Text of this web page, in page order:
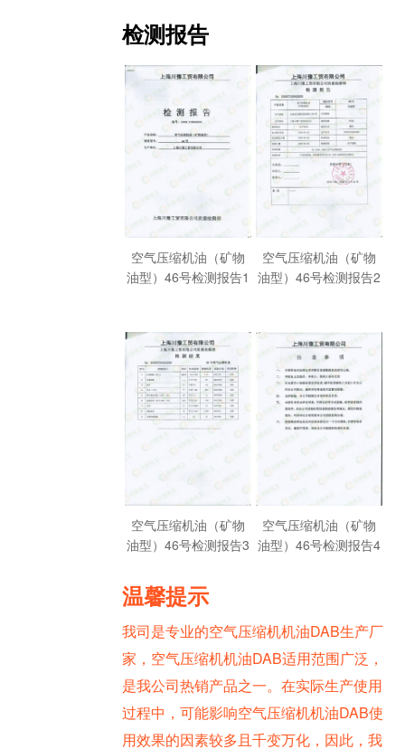
检测报告
空气压缩机油（矿物
油型）46号检测报告1
空气压缩机油（矿物
油型）46号检测报告2
空气压缩机油（矿物
油型）46号检测报告3
空气压缩机油（矿物
油型）46号检测报告4
温馨提示
我司是专业的空气压缩机机油DAB生产厂
家，空气压缩机机油DAB适用范围广泛，
是我公司热销产品之一。在实际生产使用
过程中，可能影响空气压缩机机油DAB使
用效果的因素较多且千变万化，因此，我